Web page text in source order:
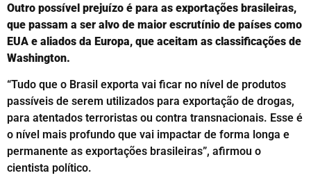
Outro possível prejuízo é para as exportações brasileiras,
que passam a ser alvo de maior escrutínio de países como
EUA e aliados da Europa, que aceitam as classificações de
Washington.
“Tudo que o Brasil exporta vai ficar no nível de produtos
passíveis de serem utilizados para exportação de drogas,
para atentados terroristas ou contra transnacionais. Esse é
o nível mais profundo que vai impactar de forma longa e
permanente as exportações brasileiras”, afirmou o
cientista político.